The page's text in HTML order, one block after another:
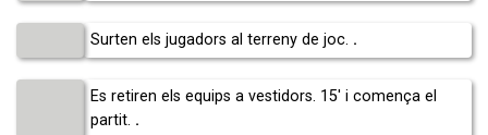
Surten els jugadors al terreny de joc. .
Es retiren els equips a vestidors. 15′ i comença el
partit. .